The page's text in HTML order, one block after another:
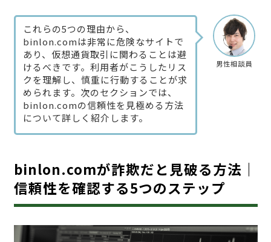
男性相談員
これらの5つの理由から、
binlon.comは非常に危険なサイトで
あり、仮想通貨取引に関わることは避
けるべきです。利用者がこうしたリス
クを理解し、慎重に行動することが求
められます。次のセクションでは、
binlon.comの信頼性を見極める方法
について詳しく紹介します。
binlon.comが詐欺だと見破る方法｜
信頼性を確認する5つのステップ